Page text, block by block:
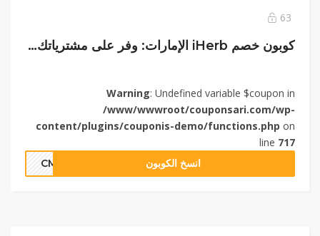
63
كوبون خصم iHerb الإمارات: وفر على مشترياتك الصحية حتي 40%
Warning: Undefined variable $coupon in
/www/wwwroot/couponsari.com/wp-
content/plugins/couponis-demo/functions.php on
line 717
انسخ الكوبون